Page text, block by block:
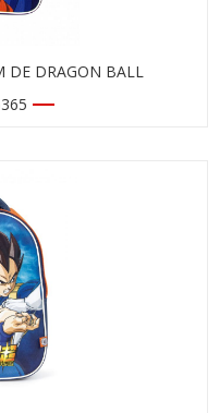
DE DRAGON BALL